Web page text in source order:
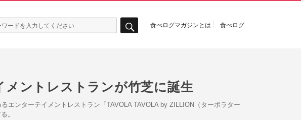
食べログマガジンとは 食べログ
ントレストランが竹芝に誕生
ンターテイメントレストラン「TAVOLA TAVOLA by ZILLION（ターボラター
。